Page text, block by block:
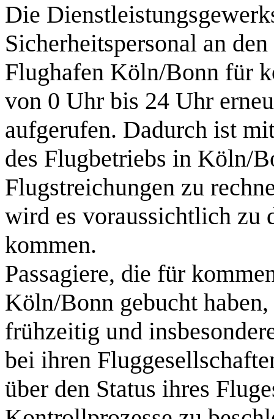
Die
Sicherheitspersonal an
Flughafen Köln/Bonn für
von 0 Uhr bis 24 Uhr
aufgerufen. Dadurch ist
des Flugbetriebs in Köln/
Flugstreichungen zu
wird es voraussichtlich zu
kommen.
Passagiere, die für
Köln/Bonn gebucht
frühzeitig und
bei ihren
über den Status ihres